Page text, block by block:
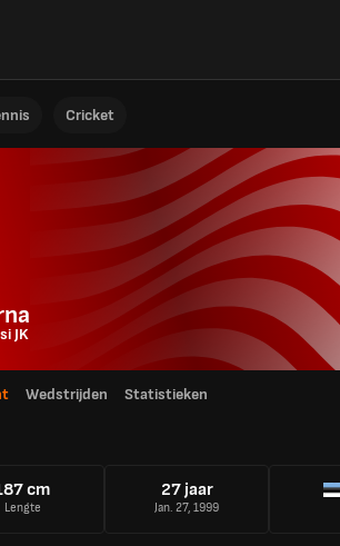
Cricket
JK
Wedstrijden Statistieken
cm
Lengte
27 jaar
Jan. 27, 1999